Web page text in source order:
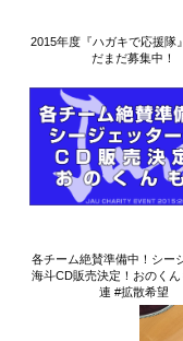
2015年度『ハガキで応援隊
だまだ募集中！
各チーム絶賛準備中！シー
海斗CD販売決定！おのく
連 #拡散希望